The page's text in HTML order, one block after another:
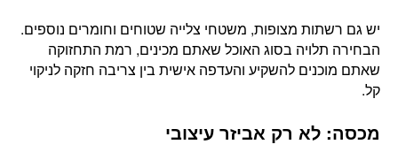
יש גם רשתות מצופות, משטחי צלייה שטוחים וחומרים נוספים.
הבחירה תלויה בסוג האוכל שאתם מכינים, רמת התחזוקה
שאתם מוכנים להשקיע והעדפה אישית בין צריבה חזקה לניקוי
קל.
מכסה: לא רק אביזר עיצובי